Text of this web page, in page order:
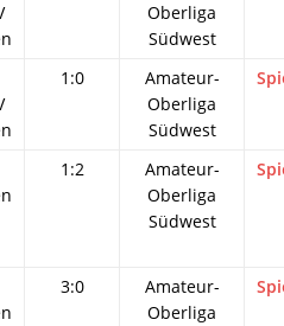
Oberliga
Südwest
1:0
Amateur-
Oberliga
Südwest
1:2
Amateur-
Oberliga
Südwest
3:0
Amateur-
Oberliga